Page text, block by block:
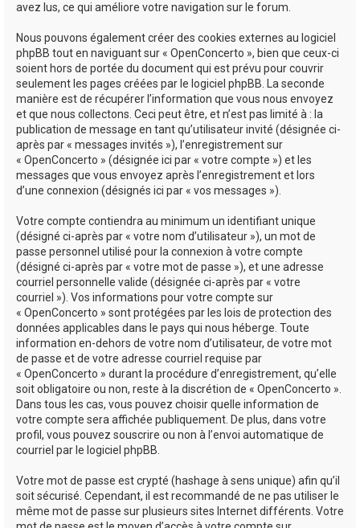
avez lus, ce qui améliore votre navigation sur le forum.
Nous pouvons également créer des cookies externes au logiciel
phpBB tout en naviguant sur « OpenConcerto », bien que ceux-ci
soient hors de portée du document qui est prévu pour couvrir
seulement les pages créées par le logiciel phpBB. La seconde
manière est de récupérer l’information que vous nous envoyez
et que nous collectons. Ceci peut être, et n’est pas limité à : la
publication de message en tant qu’utilisateur invité (désignée ci-
après par « messages invités »), l’enregistrement sur
« OpenConcerto » (désignée ici par « votre compte ») et les
messages que vous envoyez après l’enregistrement et lors
d’une connexion (désignés ici par « vos messages »).
Votre compte contiendra au minimum un identifiant unique
(désigné ci-après par « votre nom d’utilisateur »), un mot de
passe personnel utilisé pour la connexion à votre compte
(désigné ci-après par « votre mot de passe »), et une adresse
courriel personnelle valide (désignée ci-après par « votre
courriel »). Vos informations pour votre compte sur
« OpenConcerto » sont protégées par les lois de protection des
données applicables dans le pays qui nous héberge. Toute
information en-dehors de votre nom d’utilisateur, de votre mot
de passe et de votre adresse courriel requise par
« OpenConcerto » durant la procédure d’enregistrement, qu’elle
soit obligatoire ou non, reste à la discrétion de « OpenConcerto ».
Dans tous les cas, vous pouvez choisir quelle information de
votre compte sera affichée publiquement. De plus, dans votre
profil, vous pouvez souscrire ou non à l’envoi automatique de
courriel par le logiciel phpBB.
Votre mot de passe est crypté (hashage à sens unique) afin qu’il
soit sécurisé. Cependant, il est recommandé de ne pas utiliser le
même mot de passe sur plusieurs sites Internet différents. Votre